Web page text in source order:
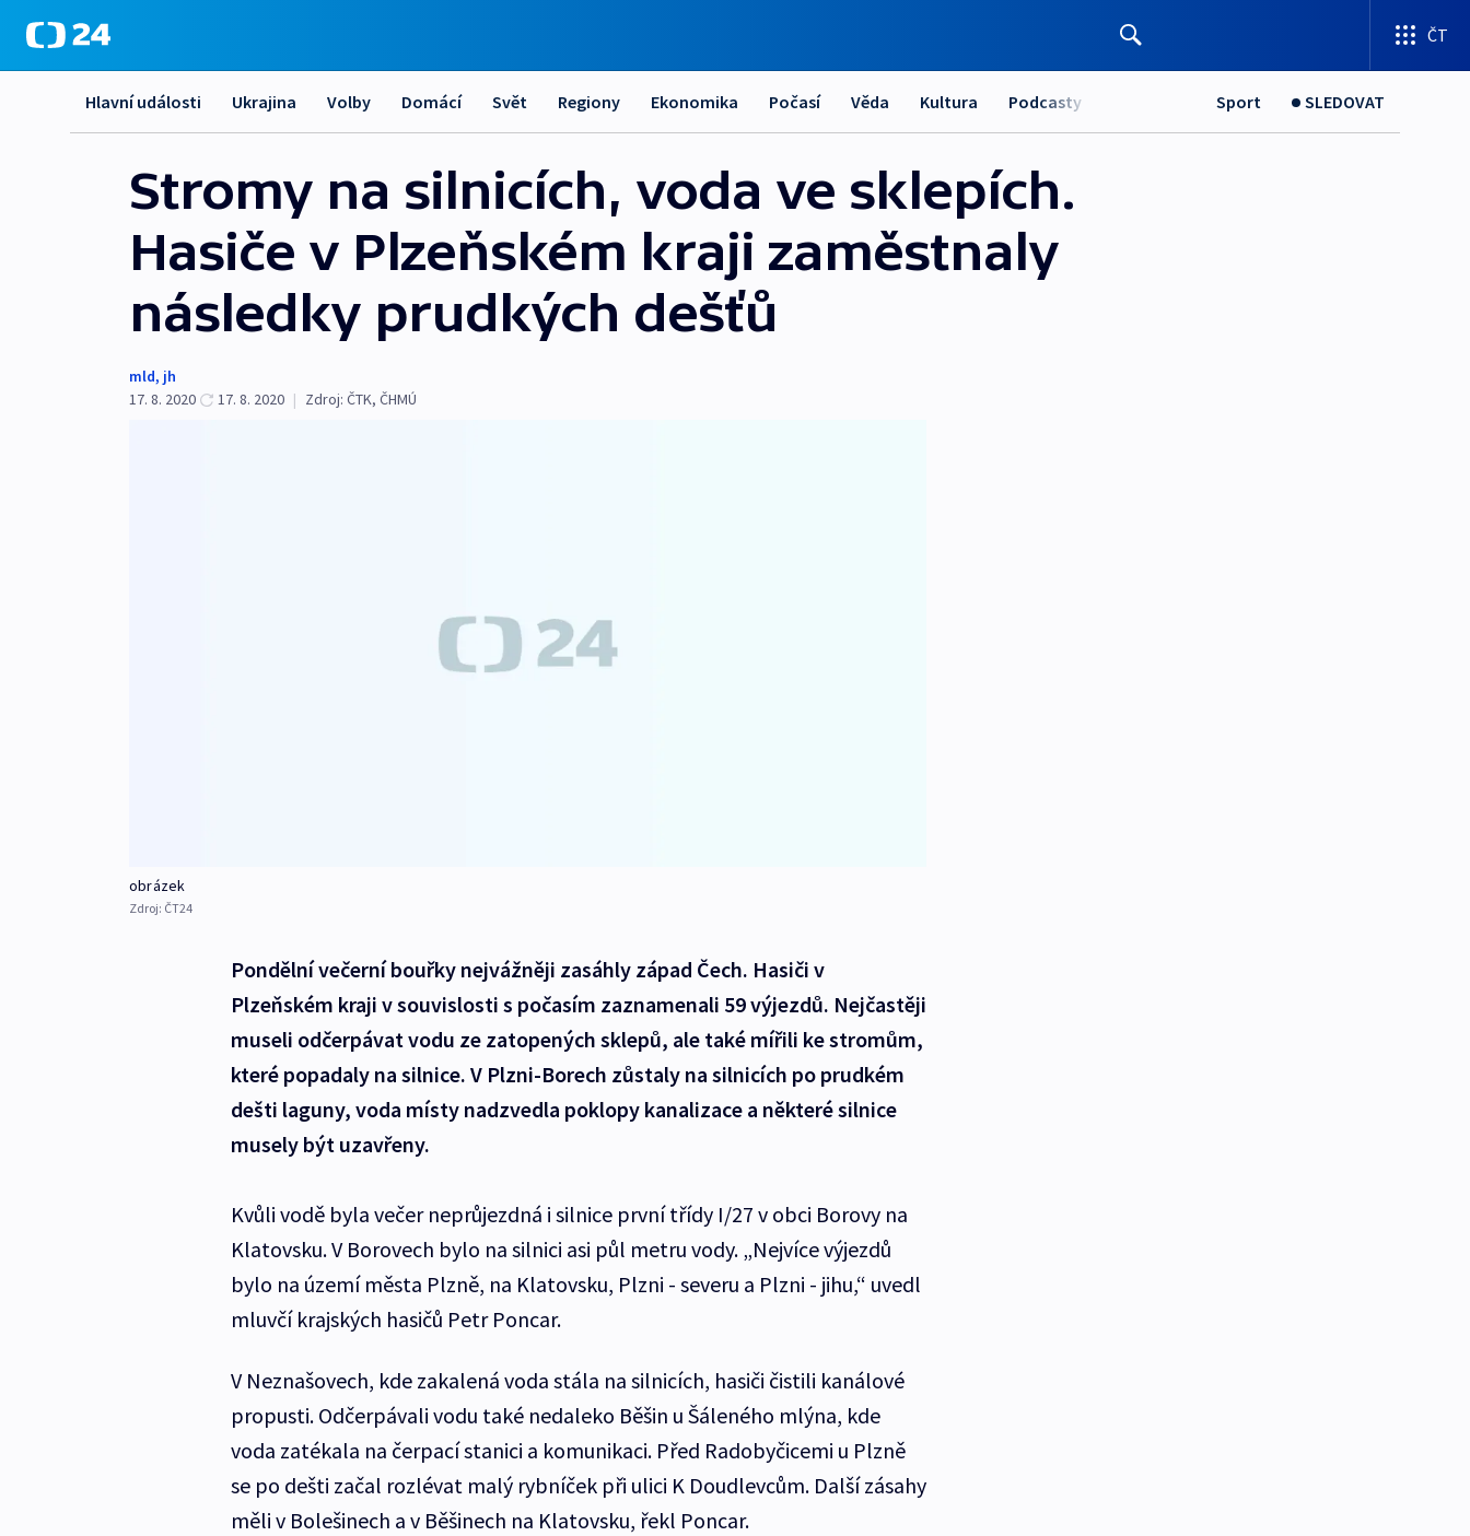
ČT
Hlavní události Ukrajina Volby Domácí Svět Regiony Ekonomika Počasí Věda Kultura Podcasty Sport SLEDOVAT
Stromy na silnicích, voda ve sklepích.
Hasiče v Plzeňském kraji zaměstnaly
následky prudkých dešťů
mld, jh
17. 8. 2020
17. 8. 2020 | Zdroj: ČTK, ČHMÚ
obrázek
Zdroj: ČT24
Pondělní večerní bouřky nejvážněji zasáhly západ Čech. Hasiči v
Plzeňském kraji v souvislosti s počasím zaznamenali 59 výjezdů. Nejčastěji
museli odčerpávat vodu ze zatopených sklepů, ale také mířili ke stromům,
které popadaly na silnice. V Plzni-Borech zůstaly na silnicích po prudkém
dešti laguny, voda místy nadzvedla poklopy kanalizace a některé silnice
musely být uzavřeny.
Kvůli vodě byla večer neprůjezdná i silnice první třídy I/27 v obci Borovy na
Klatovsku. V Borovech bylo na silnici asi půl metru vody. „Nejvíce výjezdů
bylo na území města Plzně, na Klatovsku, Plzni - severu a Plzni - jihu,“ uvedl
mluvčí krajských hasičů Petr Poncar.
V Neznašovech, kde zakalená voda stála na silnicích, hasiči čistili kanálové
propusti. Odčerpávali vodu také nedaleko Běšin u Šáleného mlýna, kde
voda zatékala na čerpací stanici a komunikaci. Před Radobyčicemi u Plzně
se po dešti začal rozlévat malý rybníček při ulici K Doudlevcům. Další zásahy
měli v Bolešinech a v Běšinech na Klatovsku, řekl Poncar.